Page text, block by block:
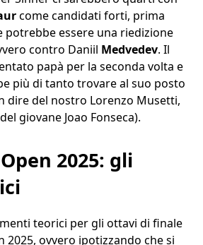
come candidati forti, prima
potrebbe essere una riedizione
contro Daniil Medvedev. Il
papà per la seconda volta e
più di tanto trovare al suo posto
dire del nostro Lorenzo Musetti,
giovane Joao Fonseca).
2025: gli
teorici per gli ottavi di finale
2025, ovvero ipotizzando che si